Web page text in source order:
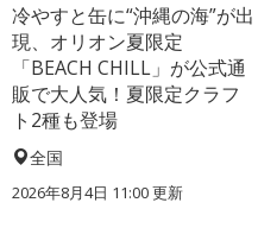
冷やすと缶に“沖縄の海”が出
現、オリオン夏限定
「BEACH CHILL」が公式通
販で大人気！夏限定クラフ
ト2種も登場
全国
2026年8月4日 11:00更新